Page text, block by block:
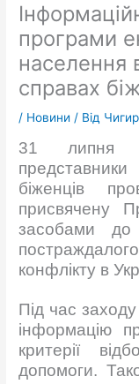
програми
населення
справах
/ Новини / Від
31 липня в
біженців
присвячену
засобами до
конфлікту в
Під час
інформацію
критерії
допомоги.